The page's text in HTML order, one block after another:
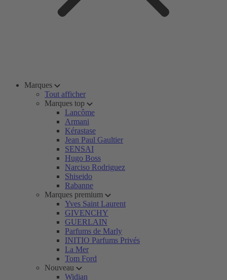
Marques
Tout afficher
Marques top
Lancôme
Armani
Kérastase
Jean Paul Gaultier
SENSAI
Hugo Boss
Narciso Rodriguez
Shiseido
Rabanne
Marques premium
Yves Saint Laurent
GIVENCHY
GUERLAIN
Parfums de Marly
INITIO Parfums Privés
La Mer
Tom Ford
Nouveau
Widian